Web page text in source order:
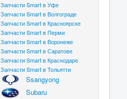
Запчасти Smart в Уфе
Запчасти Smart в Волгограде
Запчасти Smart в Красноярске
Запчасти Smart в Перми
Запчасти Smart в Воронеже
Запчасти Smart в Саратове
Запчасти Smart в Краснодаре
Запчасти Smart в Тольятти
Ssangyong
Subaru